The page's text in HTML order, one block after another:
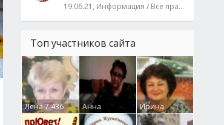
19.06.21, Информация / Все праздники
Топ участников сайта
Лена7 436
Анна
Гумлевая0
Ирина
Бруцкая41